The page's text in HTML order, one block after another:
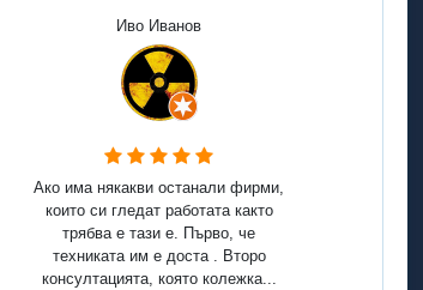
Иво Иванов
Ако има някакви останали фирми,
които си гледат работата както
трябва е тази е. Първо, че
техниката им е доста . Второ
консултацията, която колежка...